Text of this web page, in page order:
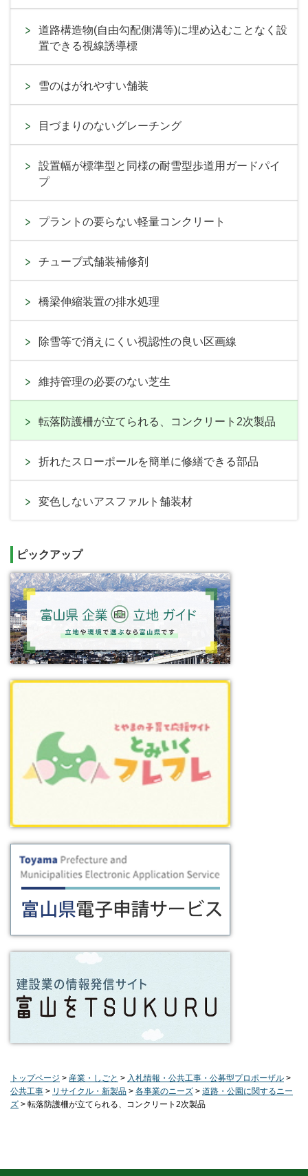
道路構造物(自由勾配側溝等)に埋め込むことなく設
置できる視線誘導標
雪のはがれやすい舗装
目づまりのないグレーチング
設置幅が標準型と同様の耐雪型歩道用ガードパイ
プ
プラントの要らない軽量コンクリート
チューブ式舗装補修剤
橋梁伸縮装置の排水処理
除雪等で消えにくい視認性の良い区画線
維持管理の必要のない芝生
転落防護柵が立てられる、コンクリート2次製品
折れたスローポールを簡単に修繕できる部品
変色しないアスファルト舗装材
ピックアップ
トップページ > 産業・しごと > 入札情報・公共工事・公募型プロポーザル >
公共工事 > リサイクル・新製品 > 各事業のニーズ > 道路・公園に関するニー
ズ > 転落防護柵が立てられる、コンクリート2次製品